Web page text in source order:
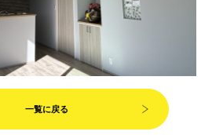
一覧に戻る